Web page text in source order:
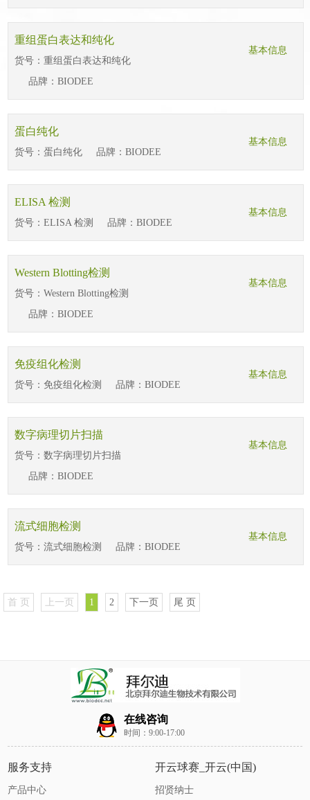
重组蛋白表达和纯化
基本信息
货号： 重组蛋白表达和纯化
品牌： BIODEE
蛋白纯化
基本信息
货号： 蛋白纯化 品牌： BIODEE
ELISA 检测
基本信息
货号： ELISA 检测 品牌： BIODEE
Western Blotting检测
基本信息
货号： Western Blotting检测
品牌： BIODEE
免疫组化检测
基本信息
货号： 免疫组化检测 品牌： BIODEE
数字病理切片扫描
基本信息
货号： 数字病理切片扫描
品牌： BIODEE
流式细胞检测
基本信息
货号： 流式细胞检测 品牌： BIODEE
首 页 上一页 1 2 下一页 尾 页
在线咨询
时间：9:00-17:00
服务支持
产品中心
开云球赛_开云(中国)
招贤纳士